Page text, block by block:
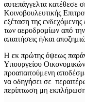
αυτεπάγγελτα κατέθεσε
Κοινοβουλευτικής
εξέταση της
των αεροδρομίων από την
απαιτήσεις ή/και
Η εκ πρώτης όψεως
Υπουργείου Οικονομικών
προαπαιτούμενη
να οδηγήσει σε
περίπτωση μη